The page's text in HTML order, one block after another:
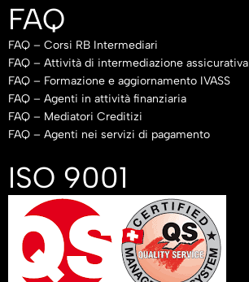
FAQ
FAQ – Corsi RB Intermediari
FAQ – Attività di intermediazione assicurativa
FAQ – Formazione e aggiornamento IVASS
FAQ – Agenti in attività finanziaria
FAQ – Mediatori Creditizi
FAQ – Agenti nei servizi di pagamento
ISO 9001